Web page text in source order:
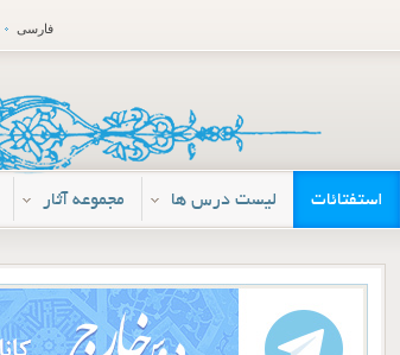
فارسی
استفتائات لیست درس ها مجموعه آثار